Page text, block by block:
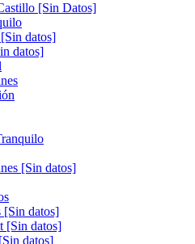
[Sin Datos]
datos]
datos]
[Sin datos]
[Sin datos]
[Sin datos]
datos]